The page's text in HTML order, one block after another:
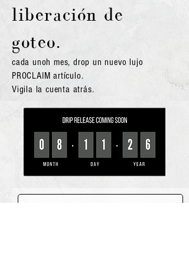
liberación de
goteo.
cada unoh mes, drop un nuevo lujo
PROCLAIM artículo.
Vigila la cuenta atrás.